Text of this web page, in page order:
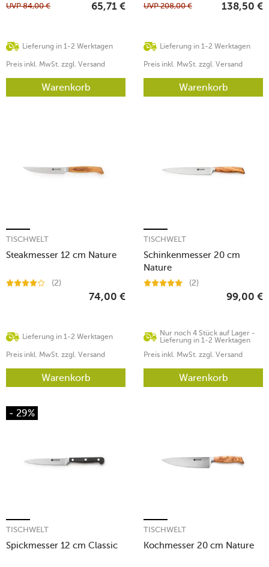
Lieferung in 1-2 Werktagen
UVP84,00 € 65,71 €
Preis inkl. MwSt. zzgl. Versand
Warenkorb
Lieferung in 1-2 Werktagen
UVP208,00 € 138,50 €
Preis inkl. MwSt. zzgl. Versand
Warenkorb
Steakmesser 12 cm Nature
TISCHWELT
(2)
Lieferung in 1-2 Werktagen
74,00 €
Preis inkl. MwSt. zzgl. Versand
Warenkorb
Schinkenmesser 20 cm
Nature
TISCHWELT
(2)
Nur noch 4 Stück auf Lager -
Lieferung in 1-2 Werktagen
99,00 €
Preis inkl. MwSt. zzgl. Versand
Warenkorb
- 29%
Spickmesser 12 cm Classic
TISCHWELT
Kochmesser 20 cm Nature
TISCHWELT